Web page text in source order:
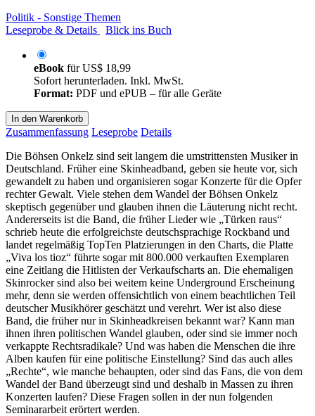
Politik - Sonstige Themen
Leseprobe & Details
Blick ins Buch
eBook fürUS$ 18,99
Sofort herunterladen. Inkl. MwSt.
Format: PDF und ePUB – für alle Geräte
In den Warenkorb
Zusammenfassung Leseprobe Details
Die Böhsen Onkelz sind seit langem die umstrittensten Musiker in
Deutschland. Früher eine Skinheadband, geben sie heute vor, sich
gewandelt zu haben und organisieren sogar Konzerte für die Opfer
rechter Gewalt. Viele stehen dem Wandel der Böhsen Onkelz
skeptisch gegenüber und glauben ihnen die Läuterung nicht recht.
Andererseits ist die Band, die früher Lieder wie „Türken raus“
schrieb heute die erfolgreichste deutschsprachige Rockband und
landet regelmäßig TopTen Platzierungen in den Charts, die Platte
„Viva los tioz“ führte sogar mit 800.000 verkauften Exemplaren
eine Zeitlang die Hitlisten der Verkaufscharts an. Die ehemaligen
Skinrocker sind also bei weitem keine Underground Erscheinung
mehr, denn sie werden offensichtlich von einem beachtlichen Teil
deutscher Musikhörer geschätzt und verehrt. Wer ist also diese
Band, die früher nur in Skinheadkreisen bekannt war? Kann man
ihnen ihren politischen Wandel glauben, oder sind sie immer noch
verkappte Rechtsradikale? Und was haben die Menschen die ihre
Alben kaufen für eine politische Einstellung? Sind das auch alles
„Rechte“, wie manche behaupten, oder sind das Fans, die von dem
Wandel der Band überzeugt sind und deshalb in Massen zu ihren
Konzerten laufen? Diese Fragen sollen in der nun folgenden
Seminararbeit erörtert werden.